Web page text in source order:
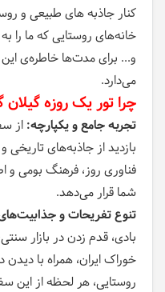
کنار جاذبه های طبیعی و
خانه‌های روستایی که ما را
و... برای مدت‌ها خاطره‌ی این
می‌دارد.
چرا تور یک روزه گیلان
تجربه جامع و یکپارچه:از
بازدید از جاذبه‌های
فناوری روز، فرهنگ بومی و
شما قرار می‌دهد.
تنوع تفریحات و
بادی، قدم زدن در بازار
خوراک ایران، همراه با
روستایی، هر لحظه از این